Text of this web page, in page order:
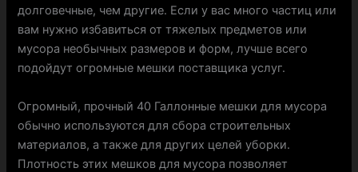
долговечные, чем другие. Если у вас много частиц или
вам нужно избавиться от тяжелых предметов или
мусора необычных размеров и форм, лучше всего
подойдут огромные мешки поставщика услуг.
Огромный, прочный 40 Галлонные мешки для мусора
обычно используются для сбора строительных
материалов, а также для других целей уборки.
Плотность этих мешков для мусора позволяет